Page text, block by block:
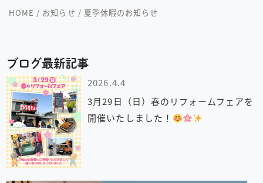
HOME / お知らせ / 夏季休暇のお知らせ
ブログ最新記事
2026.4.4
3月29日（日）春のリフォームフェアを
開催いたしました！